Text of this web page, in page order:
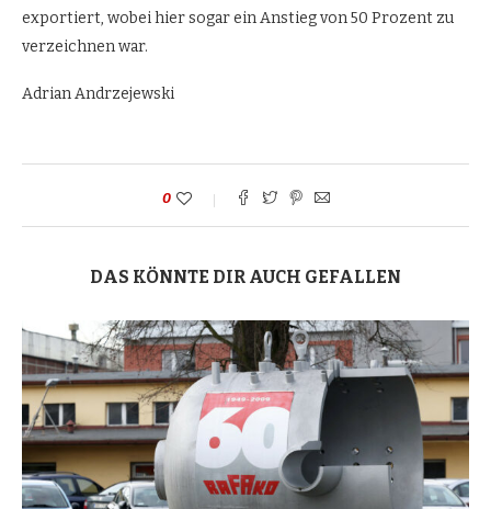
exportiert, wobei hier sogar ein Anstieg von 50 Prozent zu
verzeichnen war.
Adrian Andrzejewski
0
DAS KÖNNTE DIR AUCH GEFALLEN